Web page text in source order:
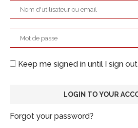
Keep me signed in until I sign out
Forgot your password?